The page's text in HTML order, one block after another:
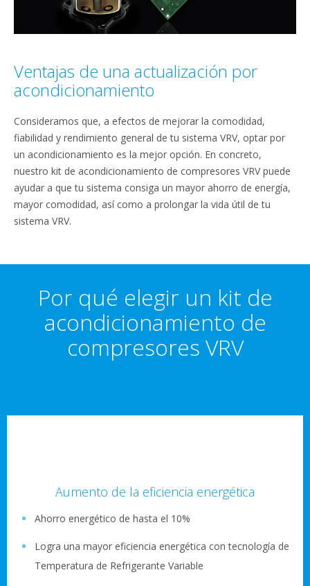
Ventajas de una actualización por
acondicionamiento
Consideramos que, a efectos de mejorar la comodidad,
fiabilidad y rendimiento general de tu sistema VRV, optar por
un acondicionamiento es la mejor opción. En concreto,
nuestro kit de acondicionamiento de compresores VRV puede
ayudar a que tu sistema consiga un mayor ahorro de energía,
mayor comodidad, así como a prolongar la vida útil de tu
sistema VRV.
Por qué elegir un kit de
acondicionamiento de
compresores VRV
Aumento de la eficiencia energética
Ahorro energético de hasta el 10%
Logra una mayor eficiencia energética con tecnología de
Temperatura de Refrigerante Variable